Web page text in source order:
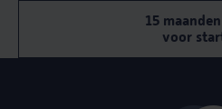
15
voor